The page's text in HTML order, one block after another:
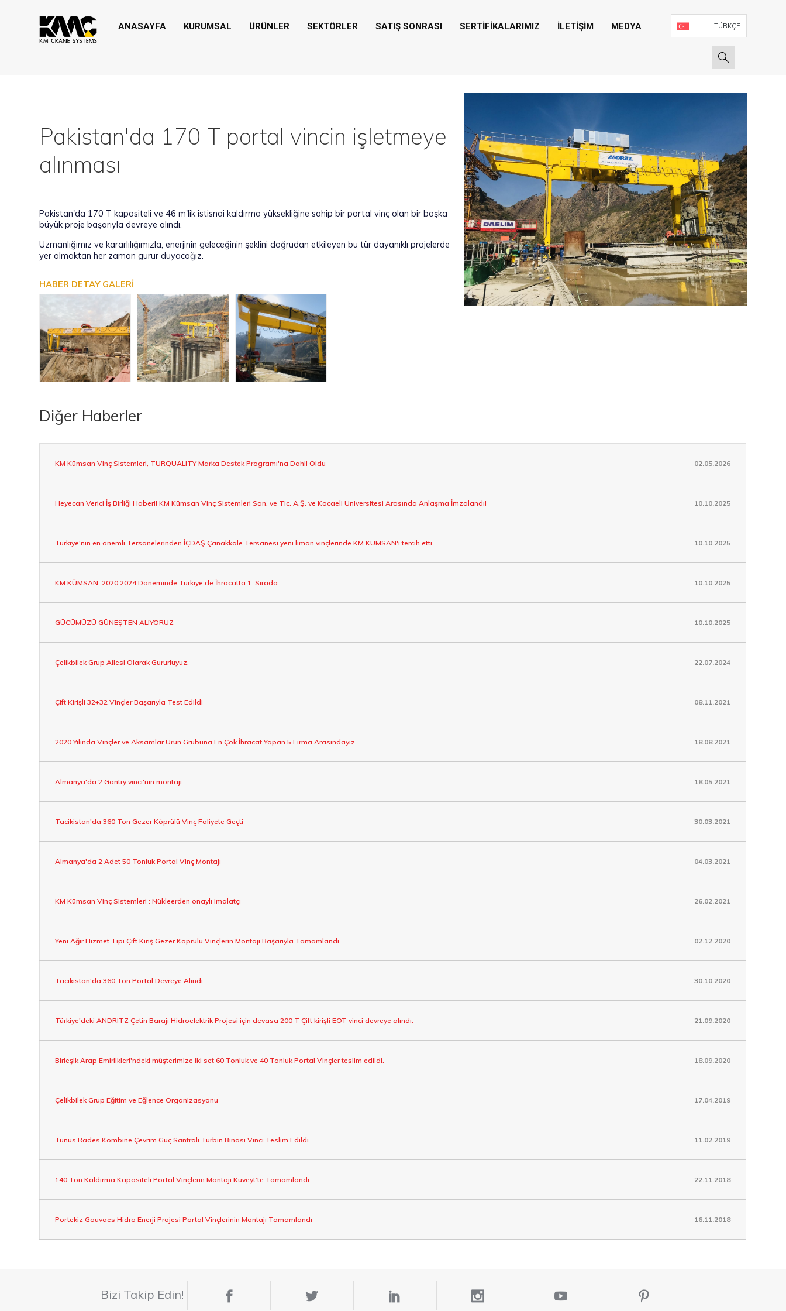
ANASAYFA KURUMSAL ÜRÜNLER SEKTÖRLER SATIŞ SONRASI SERTİFİKALARIMIZ İLETİŞİM MEDYA TÜRKÇE
Pakistan'da 170 T portal vincin işletmeye
alınması
Pakistan'da 170 T kapasiteli ve 46 m'lik istisnai kaldırma yüksekliğine sahip bir portal vinç olan bir başka
büyük proje başarıyla devreye alındı.
Uzmanlığımız ve kararlılığımızla, enerjinin geleceğinin şeklini doğrudan etkileyen bu tür dayanıklı projelerde
yer almaktan her zaman gurur duyacağız.
HABER DETAY GALERİ
Diğer Haberler
KM Kümsan Vinç Sistemleri, TURQUALITY Marka Destek Programı'na Dahil Oldu 02.05.2026
Heyecan Verici İş Birliği Haberi! KM Kümsan Vinç Sistemleri San. ve Tic. A.Ş. ve Kocaeli Üniversitesi Arasında Anlaşma İmzalandı! 10.10.2025
Türkiye'nin en önemli Tersanelerinden İÇDAŞ Çanakkale Tersanesi yeni liman vinçlerinde KM KÜMSAN'ı tercih etti. 10.10.2025
KM KÜMSAN: 2020 2024 Döneminde Türkiye’de İhracatta 1. Sırada 10.10.2025
GÜCÜMÜZÜ GÜNEŞTEN ALIYORUZ 10.10.2025
Çelikbilek Grup Ailesi Olarak Gururluyuz. 22.07.2024
Çift Kirişli 32+32 Vinçler Başarıyla Test Edildi 08.11.2021
2020 Yılında Vinçler ve Aksamlar Ürün Grubuna En Çok İhracat Yapan 5 Firma Arasındayız 18.08.2021
Almanya'da 2 Gantry vinci'nin montajı 18.05.2021
Tacikistan'da 360 Ton Gezer Köprülü Vinç Faliyete Geçti 30.03.2021
Almanya'da 2 Adet 50 Tonluk Portal Vinç Montajı 04.03.2021
KM Kümsan Vinç Sistemleri : Nükleerden onaylı imalatçı 26.02.2021
Yeni Ağır Hizmet Tipi Çift Kiriş Gezer Köprülü Vinçlerin Montajı Başarıyla Tamamlandı. 02.12.2020
Tacikistan'da 360 Ton Portal Devreye Alındı 30.10.2020
Türkiye'deki ANDRITZ Çetin Barajı Hidroelektrik Projesi için devasa 200 T Çift kirişli EOT vinci devreye alındı. 21.09.2020
Birleşik Arap Emirlikleri'ndeki müşterimize iki set 60 Tonluk ve 40 Tonluk Portal Vinçler teslim edildi. 18.09.2020
Çelikbilek Grup Eğitim ve Eğlence Organizasyonu 17.04.2019
Tunus Rades Kombine Çevrim Güç Santrali Türbin Binası Vinci Teslim Edildi 11.02.2019
140 Ton Kaldırma Kapasiteli Portal Vinçlerin Montajı Kuveyt’te Tamamlandı 22.11.2018
Portekiz Gouvaes Hidro Enerji Projesi Portal Vinçlerinin Montajı Tamamlandı 16.11.2018
Bizi Takip Edin!